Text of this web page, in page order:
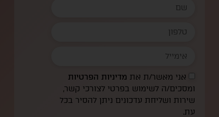
אני מאשר/ת את מדיניות הפרטיות
ומסכים/ה לשימוש בפרטי לצורכי קשר,
שירות ושליחת עדכונים ניתן להסיר בכל
עת.